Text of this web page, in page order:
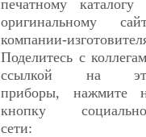
печатному каталогу
оригинальному
компании-
Поделитесь с
ссылкой на
приборы, нажмите
кнопку
сети: